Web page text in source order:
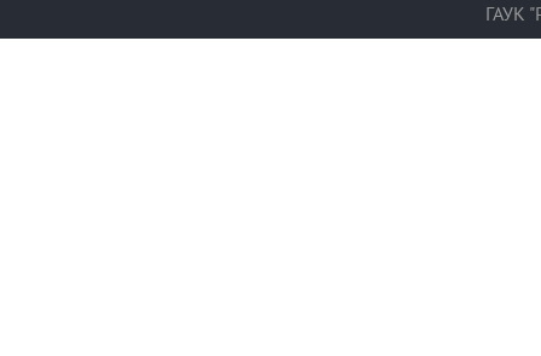
ГАУК